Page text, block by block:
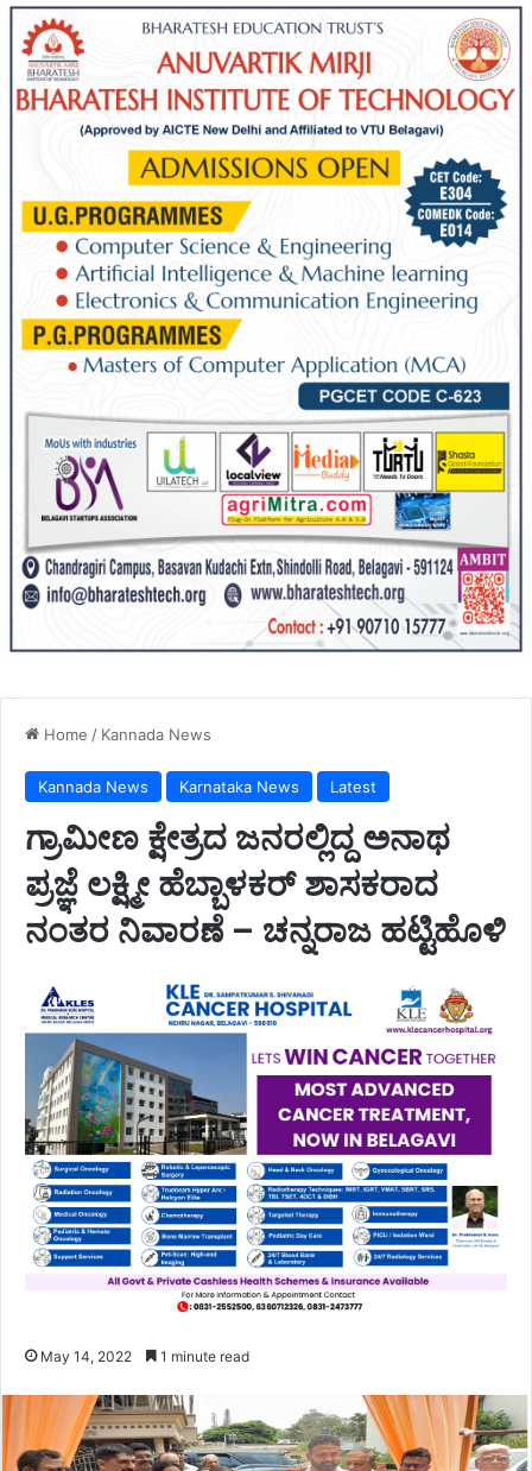
Home / Kannada News
Kannada News Karnataka News Latest
ಗ್ರಾಮೀಣ ಕ್ಷೇತ್ರದ ಜನರಲ್ಲಿದ್ದ ಅನಾಥ
ಪ್ರಜ್ಞೆ ​ಲಕ್ಷ್ಮೀ ಹೆಬ್ಬಾಳಕರ್ ಶಾಸಕರಾದ
ನಂತರ ನಿವಾರಣೆ – ಚನ್ನರಾಜ ಹಟ್ಟಿಹೊಳಿ
May 14, 2022 1 minute read